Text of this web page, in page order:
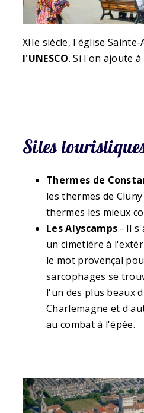
XIIe siècle, l'église
l'UNESCO. Si l'on ajoute
Sites
Thermes de
les thermes de
thermes les mieux
Les Alyscamps - Il
un cimetière à
le mot provençal
sarcophages se
l'un des plus beaux
Charlemagne et
au combat à l'épée.